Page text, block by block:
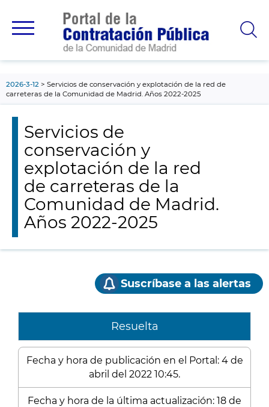
principal
2026-3-12
Servicios de conservación y explotación de la red de
carreteras de la Comunidad de Madrid. Años 2022-2025
Servicios de
conservación y
explotación de la red
de carreteras de la
Comunidad de Madrid.
Años 2022-2025
Suscríbase a las alertas
Resuelta
Fecha y hora de publicación en el Portal: 4 de
abril del 2022 10:45.
Fecha y hora de la última actualización: 18 de